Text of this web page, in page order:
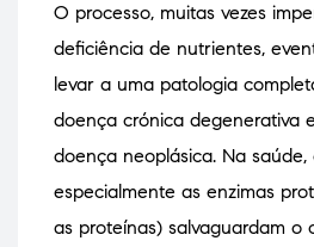
O processo, muitas vezes
deficiência de nutrientes,
levar a uma patologia
doença crónica degenerativa
doença neoplásica. Na saúde,
especialmente as enzimas
as proteínas) salvaguardam o